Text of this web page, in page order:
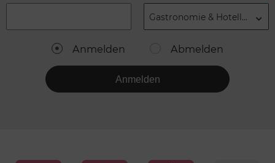
Gastronomie & Hotellerie
Anmelden Abmelden
Anmelden